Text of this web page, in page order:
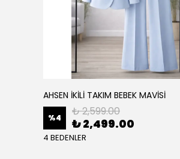
AHSEN İKİLİ TAKIM BEBEK MAVİSİ
%4 ₺ 2,599.00
₺ 2,499.00
4 BEDENLER